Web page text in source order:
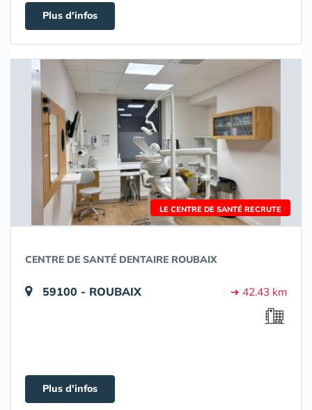
Plus d'infos
LE CENTRE DE SANTÉ RECRUTE
CENTRE DE SANTÉ DENTAIRE ROUBAIX
59100 - ROUBAIX ➔ 42.43 km
Plus d'infos